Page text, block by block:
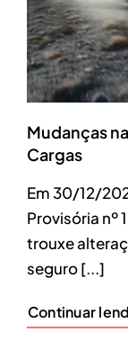
Mudanças
Cargas
Em 30/12/
Provisória nº
trouxe
seguro [...]
Continuar